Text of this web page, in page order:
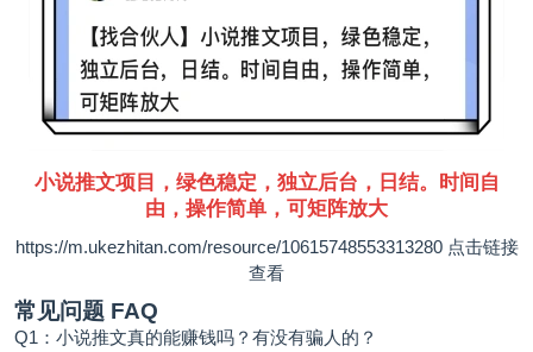
小说推文项目，绿色稳定，独立后台，日结。时间自
由，操作简单，可矩阵放大
https://m.ukezhitan.com/resource/10615748553313280点击链接
查看
常见问题 FAQ
Q1：小说推文真的能赚钱吗？有没有骗人的？